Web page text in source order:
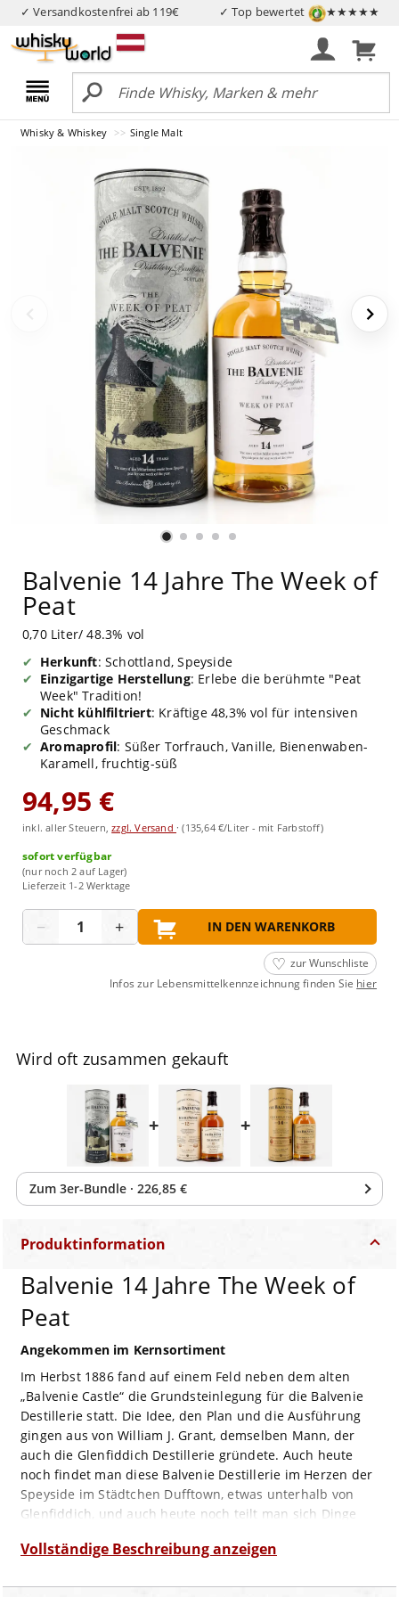
✓ Versandkostenfrei ab 119€ ✓ Top bewertet ★★★★★
Whisky & Whiskey Single Malt
Balvenie 14 Jahre The Week of
Peat
0,70 Liter/ 48.3% vol
Herkunft: Schottland, Speyside
Einzigartige Herstellung: Erlebe die berühmte "Peat
Week" Tradition!
Nicht kühlfiltriert: Kräftige 48,3% vol für intensiven
Geschmack
Aromaprofil: Süßer Torfrauch, Vanille, Bienenwaben-
Karamell, fruchtig-süß
94,95 €
inkl. aller Steuern,zzgl. Versand ·(135,64 €/Liter - mit Farbstoff)
sofort verfügbar
(nur noch 2 auf Lager)
Lieferzeit 1-2 Werktage
− + IN DEN WARENKORB
zur Wunschliste
Infos zur Lebensmittelkennzeichnung finden Sie hier
Wird oft zusammen gekauft
+ +
Zum 3er-Bundle · 226,85 €
Produktinformation
Balvenie 14 Jahre The Week of
Peat
Angekommen im Kernsortiment
Im Herbst 1886 fand auf einem Feld neben dem alten
„Balvenie Castle“ die Grundsteinlegung für die Balvenie
Destillerie statt. Die Idee, den Plan und die Ausführung
gingen aus von William J. Grant, demselben Mann, der
auch die Glenfiddich Destillerie gründete. Auch heute
noch findet man diese Balvenie Destillerie im Herzen der
Speyside im Städtchen Dufftown, etwas unterhalb von
Glenfiddich, und auch heute noch teilt man sich Dinge
Distiller. Seit 1957 brennt man in Balvenie mit vier
Lagavulin bzw. Glen Albyn, inzwischen hat man auf neun
Vollständige Beschreibung anzeigen